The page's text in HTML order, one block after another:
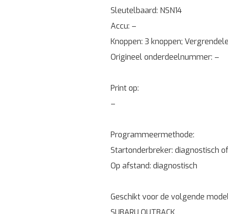
Sleutelbaard: NSN14
Accu: –
Knoppen: 3 knoppen;
Origineel onderdeelnummer: –
Print op:
–
Programmeermethode:
Startonderbreker: diagnostisch of
Op afstand: diagnostisch
Geschikt voor de volgende